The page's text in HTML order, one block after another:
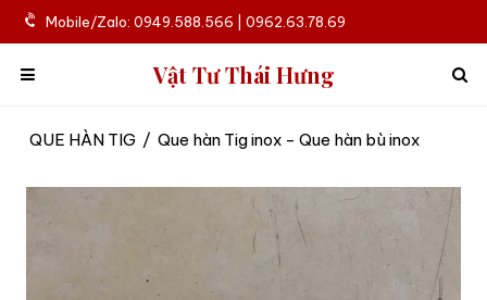
Mobile/Zalo: 0949.588.566 | 0962.63.78.69
Vật Tư Thái Hưng
QUE HÀN TIG / Que hàn Tig inox - Que hàn bù inox